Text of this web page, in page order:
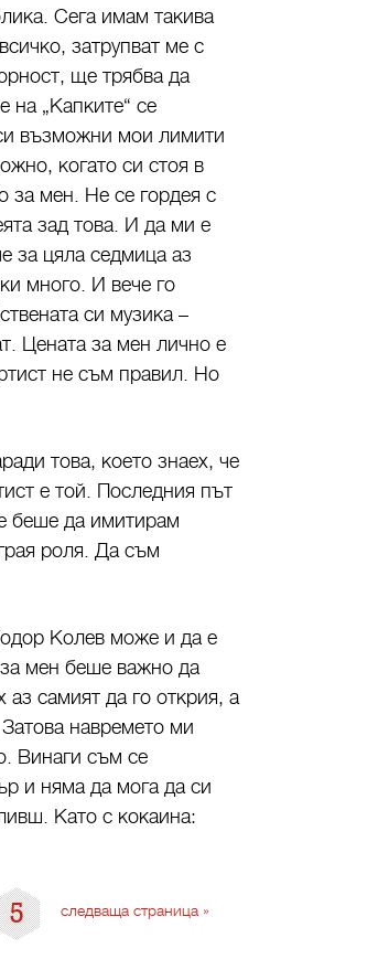
Сега имам такива
затрупват ме с
ще трябва да
на „Капките“ се
възможни мои лимити
когато си стоя в
за мен. Не се гордея с
зад това. И да ми е
за цяла седмица аз
много. И вече го
си музика –
Цената за мен лично е
не съм правил. Но
това, което знаех, че
е той. Последния път
беше да имитирам
роля. Да съм
Колев може и да е
мен беше важно да
самият да го открия, а
навремето ми
Винаги съм се
и няма да мога да си
Като с кокаина:
5 следваща страница »